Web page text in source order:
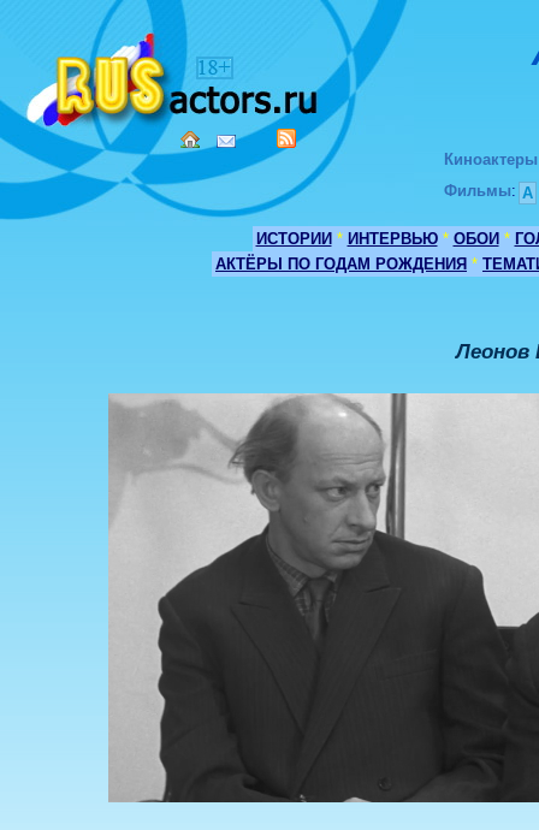
Киноактеры
Фильмы: А
ИСТОРИИ * ИНТЕРВЬЮ * ОБОИ *
АКТЁРЫ ПО ГОДАМ РОЖДЕНИЯ *
Леонов